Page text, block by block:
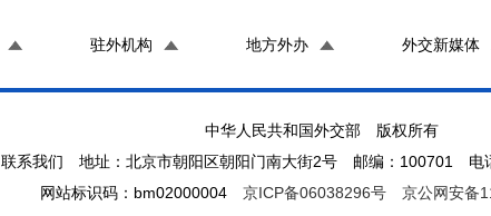
驻外机构 地方外办 外交新媒体
中华人民共和国外交部 版权所有
联系我们 地址：北京市朝阳区朝阳门南大街2号 邮编：100701 电
网站标识码：bm02000004 京ICP备06038296号 京公网安备